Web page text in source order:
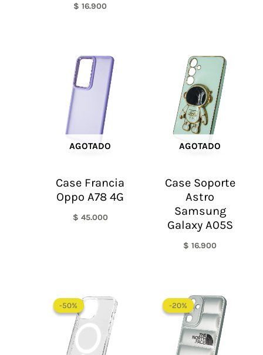
$ 16.900
AGOTADO
Case Francia
Oppo A78 4G
$ 45.000
AGOTADO
Case Soporte
Astro
Samsung
Galaxy A05S
$ 16.900
-50%
-50%
de
precios:
desde
$ 30.000
hasta
-20%
-20%
precio
original
era:
$ 60.000.